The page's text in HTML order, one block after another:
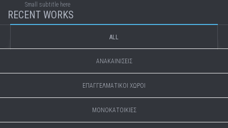
Small subtitle here
RECENT WORKS
ALL
ΑΝΑΚΑΙΝΙΣΕΙΣ
ΕΠΑΓΓΕΛΜΑΤΙΚΟΙ ΧΩΡΟΙ
ΜΟΝΟΚΑΤΟΙΚΙΕΣ